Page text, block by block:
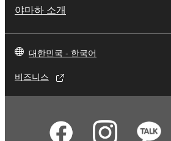
야마하 소개
대한민국 - 한국어
비즈니스